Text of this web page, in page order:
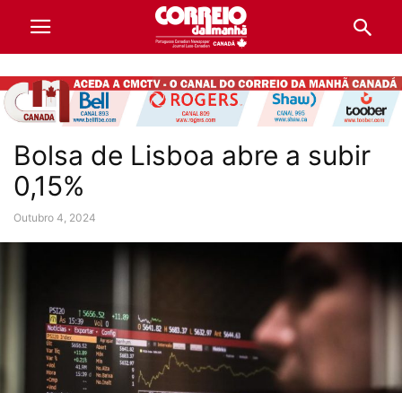
Bolsa de Lisboa abre a subir
0,15%
Outubro 4, 2024